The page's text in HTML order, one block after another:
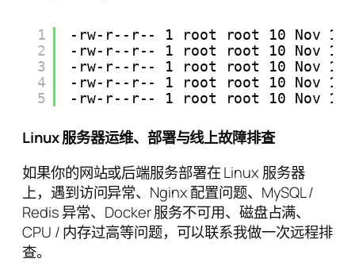
1
2
3
4
5
-rw-r--r-- 1 root root 10 Nov 15
-rw-r--r-- 1 root root 10 Nov 15
-rw-r--r-- 1 root root 10 Nov 15
-rw-r--r-- 1 root root 10 Nov 15
-rw-r--r-- 1 root root 10 Nov 15
Linux 服务器运维、部署与线上故障排查
如果你的网站或后端服务部署在 Linux 服务器
上，遇到访问异常、Nginx 配置问题、MySQL /
Redis 异常、Docker 服务不可用、磁盘占满、
CPU / 内存过高等问题，可以联系我做一次远程排
查。